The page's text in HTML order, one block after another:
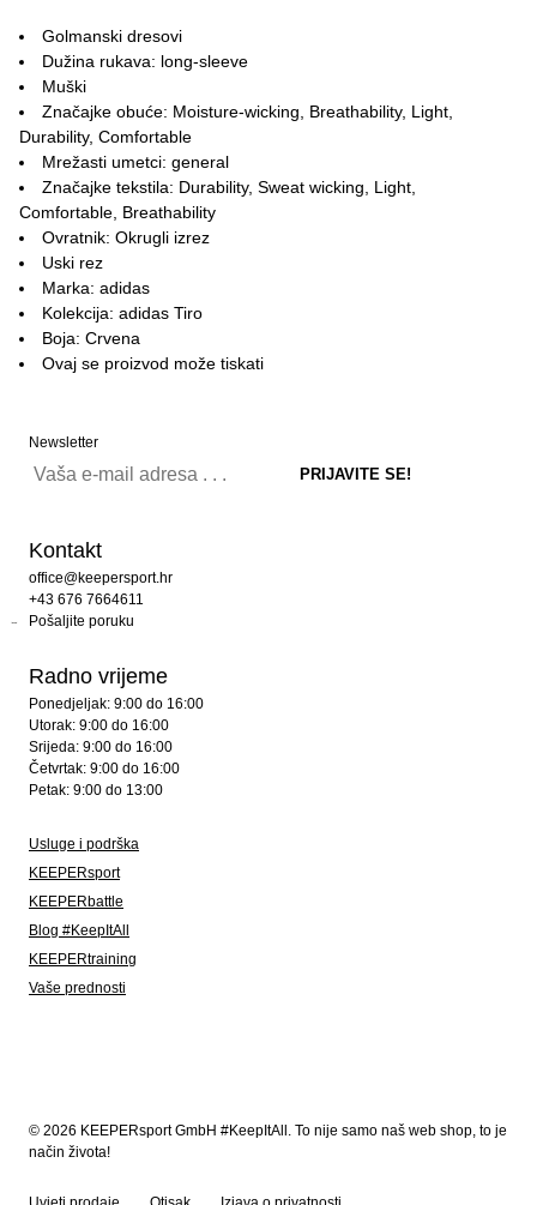
Golmanski dresovi
Dužina rukava: long-sleeve
Muški
Značajke obuće: Moisture-wicking, Breathability, Light,
Durability, Comfortable
Mrežasti umetci: general
Značajke tekstila: Durability, Sweat wicking, Light,
Comfortable, Breathability
Ovratnik: Okrugli izrez
Uski rez
Marka: adidas
Kolekcija: adidas Tiro
Boja: Crvena
Ovaj se proizvod može tiskati
Newsletter
Kontakt
office@keepersport.hr
+43 676 7664611
Pošaljite poruku
Radno vrijeme
Ponedjeljak: 9:00 do 16:00
Utorak: 9:00 do 16:00
Srijeda: 9:00 do 16:00
Četvrtak: 9:00 do 16:00
Petak: 9:00 do 13:00
Usluge i podrška
KEEPERsport
KEEPERbattle
Blog #KeepItAll
KEEPERtraining
Vaše prednosti
© 2026 KEEPERsport GmbH #KeepItAll. To nije samo naš web shop, to je
način života!